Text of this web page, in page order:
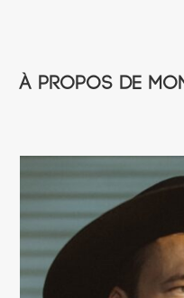
À propos de